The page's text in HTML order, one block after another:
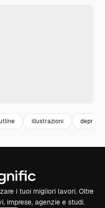
illustrazioni
i tuoi migliori lavori. Oltre
imprese, agenzie e studi.